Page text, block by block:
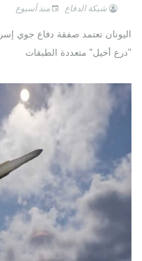
شبكة الدفاع منذ أسبوع
"درع أخيل" متعددة الطبقات